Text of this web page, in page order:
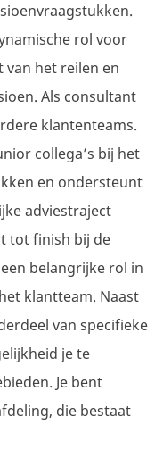
rol voor
van het reilen en
Als consultant
klantenteams.
collega’s bij het
en ondersteunt
adviestraject
tot finish bij de
belangrijke rol in
klantteam. Naast
van specifieke
je te
Je bent
die bestaat